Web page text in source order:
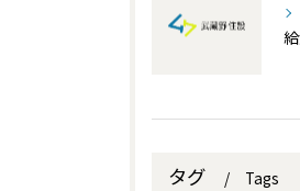
タグ Tags